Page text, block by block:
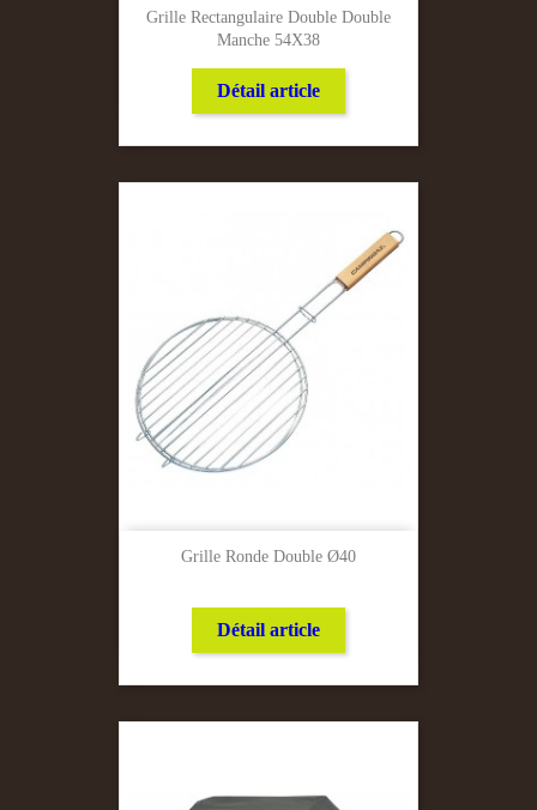
Grille Rectangulaire Double Double
Manche 54X38
Détail article
Grille Ronde Double Ø40
Détail article